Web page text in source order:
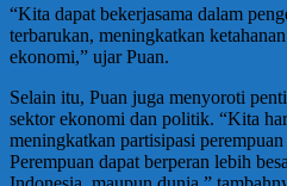
“Kita dapat bekerjasama dalam
terbarukan, meningkatkan
ekonomi,” ujar Puan.
Selain itu, Puan juga menyoroti
sektor ekonomi dan politik. “Kita
meningkatkan partisipasi
Perempuan dapat berperan lebih